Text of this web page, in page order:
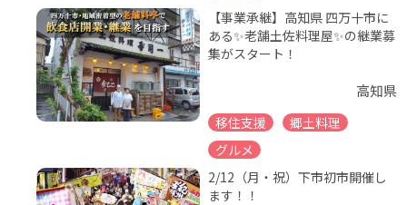
【事業承継】高知県 四万十市に
ある✨老舗土佐料理屋✨の継業募
集がスタート！
高知県
移住支援
郷土料理
グルメ
2/12（月・祝）下市初市開催し
ます！！